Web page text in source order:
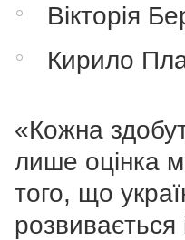
Вікторія
Кирило
«Кожна
лише оцінка
того, що
розвивається